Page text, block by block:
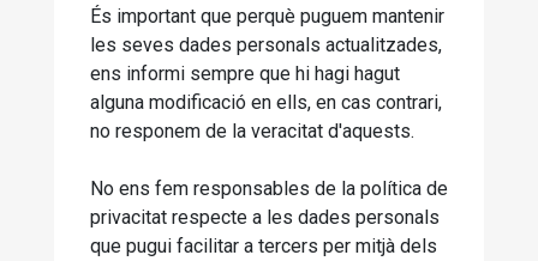
És important que perquè puguem mantenir
les seves dades personals actualitzades,
ens informi sempre que hi hagi hagut
alguna modificació en ells, en cas contrari,
no responem de la veracitat d'aquests.
No ens fem responsables de la política de
privacitat respecte a les dades personals
que pugui facilitar a tercers per mitjà dels